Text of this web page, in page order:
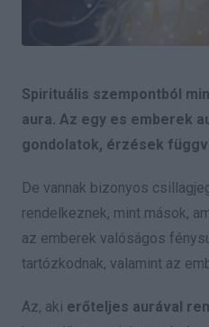
Spirituális szempontból
aura. Az egy es emberek
gondolatok, érzések
De vannak bizonyos
rendelkeznek, mint mások,
az emberek valóságos
tartózkodnak, valamint az
Az, aki erőteljes aurával